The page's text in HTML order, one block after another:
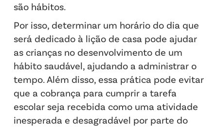
são hábitos.
Por isso, determinar um horário do dia que
será dedicado à lição de casa pode ajudar
as crianças no desenvolvimento de um
hábito saudável, ajudando a administrar o
tempo. Além disso, essa prática pode evitar
que a cobrança para cumprir a tarefa
escolar seja recebida como uma atividade
inesperada e desagradável por parte do